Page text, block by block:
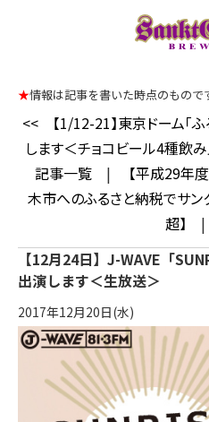
★情報は記事を書いた時点のもので
<<
【1/12-21】東京ドーム「
します＜チョコビール4種飲
記事一覧|
【平成29年
木市へのふるさと納税でサン
超】 |
【12月24日】J-WAVE「
出演します＜生放送＞
2017年12月20日(水)